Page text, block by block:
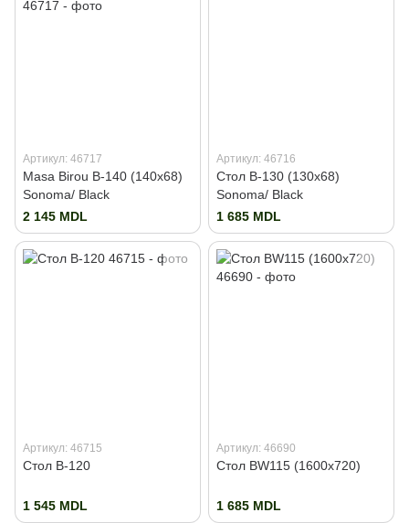
Артикул: 46717
Masa Birou B-140 (140x68)
Sonoma/ Black
2 145 MDL
Артикул: 46716
Стол B-130 (130x68)
Sonoma/ Black
1 685 MDL
Артикул: 46715
Стол B-120
1 545 MDL
Артикул: 46690
Стол BW115 (1600x720)
1 685 MDL